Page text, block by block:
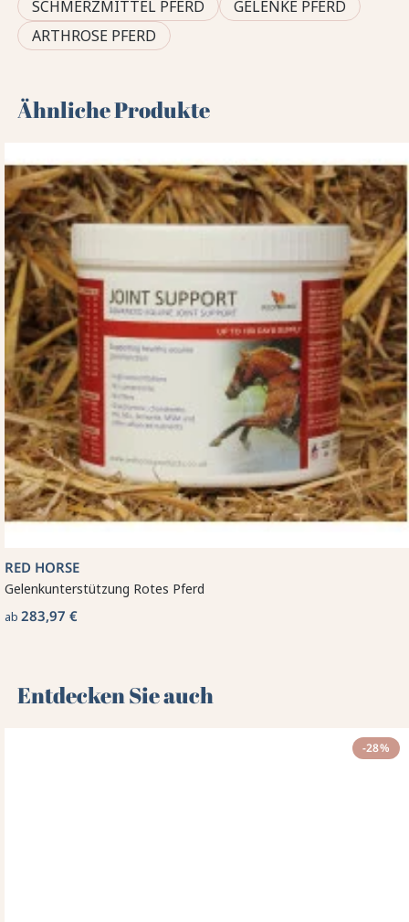
SCHMERZMITTEL PFERD
GELENKE PFERD
ARTHROSE PFERD
Ähnliche Produkte
RED HORSE
Gelenkunterstützung Rotes Pferd
ab 283,97 €
Entdecken Sie auch 🌻
-28%